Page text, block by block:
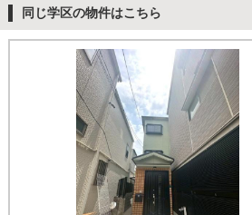
同じ学区の物件はこちら